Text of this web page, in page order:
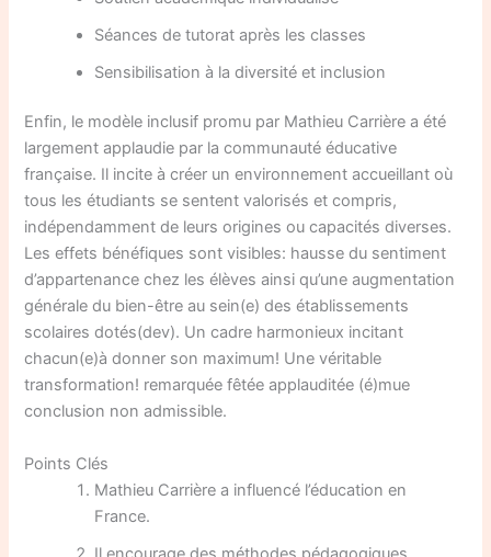
Séances de tutorat après les classes
Sensibilisation à la diversité et inclusion
Enfin, le modèle inclusif promu par Mathieu Carrière a été
largement applaudie par la communauté éducative
française. Il incite à créer un environnement accueillant où
tous les étudiants se sentent valorisés et compris,
indépendamment de leurs origines ou capacités diverses.
Les effets bénéfiques sont visibles: hausse du sentiment
d’appartenance chez les élèves ainsi qu’une augmentation
générale du bien-être au sein(e) des établissements
scolaires dotés(dev). Un cadre harmonieux incitant
chacun(e)à donner son maximum! Une véritable
transformation! remarquée fêtée applauditée (é)mue
conclusion non admissible.
Points Clés
Mathieu Carrière a influencé l’éducation en
France.